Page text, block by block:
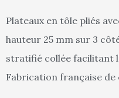
est :
Plateaux en tôle pliés
hauteur 25 mm sur 3
stratifié collée facilitant
Fabrication française de